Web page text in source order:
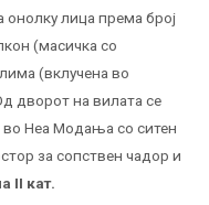
онолку лица према број
(масичка со
(вклучена во
дворот на вилата се
во Неа Модања со ситен
за сопствен чадор и
II кат.